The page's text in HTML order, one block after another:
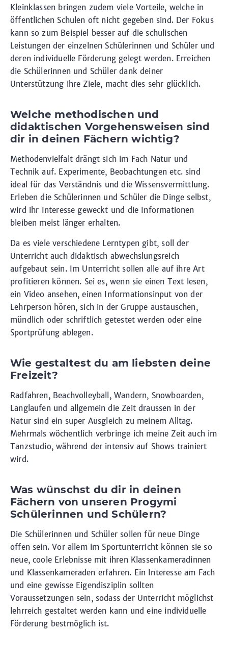
Kleinklassen bringen zudem viele Vorteile, welche in
öffentlichen Schulen oft nicht gegeben sind. Der Fokus
kann so zum Beispiel besser auf die schulischen
Leistungen der einzelnen Schülerinnen und Schüler und
deren individuelle Förderung gelegt werden. Erreichen
die Schülerinnen und Schüler dank deiner
Unterstützung ihre Ziele, macht dies sehr glücklich.
Welche methodischen und
didaktischen Vorgehensweisen sind
dir in deinen Fächern wichtig?
Methodenvielfalt drängt sich im Fach Natur und
Technik auf. Experimente, Beobachtungen etc. sind
ideal für das Verständnis und die Wissensvermittlung.
Erleben die Schülerinnen und Schüler die Dinge selbst,
wird ihr Interesse geweckt und die Informationen
bleiben meist länger erhalten.
Da es viele verschiedene Lerntypen gibt, soll der
Unterricht auch didaktisch abwechslungsreich
aufgebaut sein. Im Unterricht sollen alle auf ihre Art
profitieren können. Sei es, wenn sie einen Text lesen,
ein Video ansehen, einen Informationsinput von der
Lehrperson hören, sich in der Gruppe austauschen,
mündlich oder schriftlich getestet werden oder eine
Sportprüfung ablegen.
Wie gestaltest du am liebsten deine
Freizeit?
Radfahren, Beachvolleyball, Wandern, Snowboarden,
Langlaufen und allgemein die Zeit draussen in der
Natur sind ein super Ausgleich zu meinem Alltag.
Mehrmals wöchentlich verbringe ich meine Zeit auch im
Tanzstudio, während der intensiv auf Shows trainiert
wird.
Was wünschst du dir in deinen
Fächern von unseren Progymi
Schülerinnen und Schülern?
Die Schülerinnen und Schüler sollen für neue Dinge
offen sein. Vor allem im Sportunterricht können sie so
neue, coole Erlebnisse mit ihren Klassenkameradinnen
und Klassenkameraden erfahren. Ein Interesse am Fach
und eine gewisse Eigendisziplin sollten
Voraussetzungen sein, sodass der Unterricht möglichst
lehrreich gestaltet werden kann und eine individuelle
Förderung bestmöglich ist.